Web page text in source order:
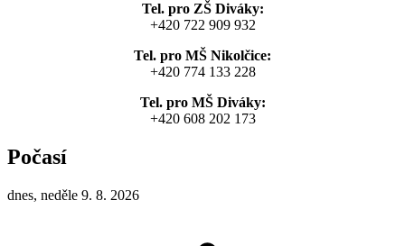
Tel. pro ZŠ Diváky:
+420 722 909 932
Tel. pro MŠ Nikolčice:
+420 774 133 228
Tel. pro MŠ Diváky:
+420 608 202 173
Počasí
dnes, neděle 9. 8. 2026